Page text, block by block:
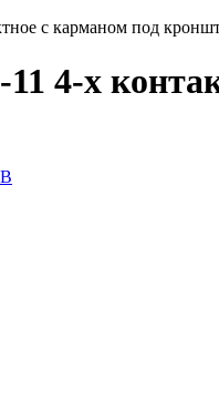
с карманом под
4-х